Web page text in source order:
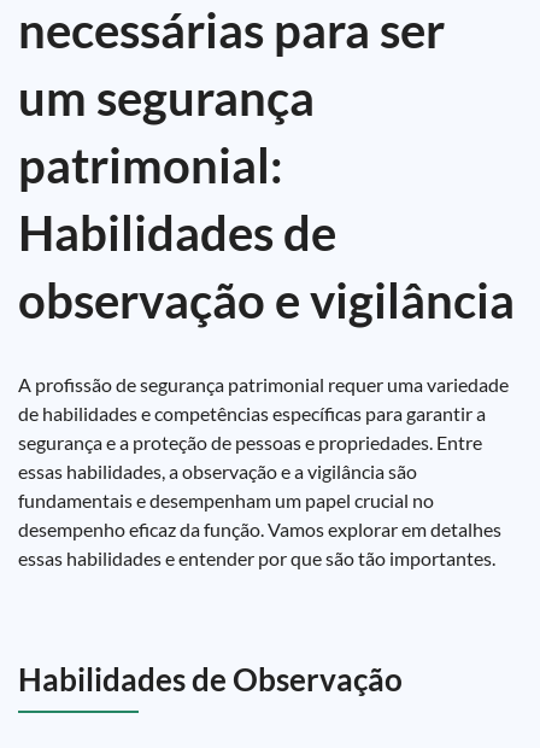
necessárias para ser
um segurança
patrimonial:
Habilidades de
observação e vigilância
A profissão de segurança patrimonial requer uma variedade
de habilidades e competências específicas para garantir a
segurança e a proteção de pessoas e propriedades. Entre
essas habilidades, a observação e a vigilância são
fundamentais e desempenham um papel crucial no
desempenho eficaz da função. Vamos explorar em detalhes
essas habilidades e entender por que são tão importantes.
Habilidades de Observação